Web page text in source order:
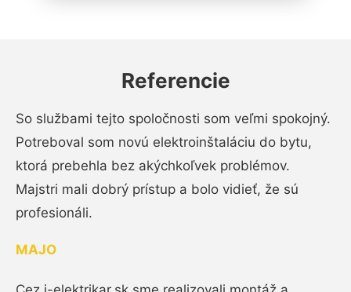
Referencie
So službami tejto spoločnosti som veľmi spokojný.
Potreboval som novú elektroinštaláciu do bytu,
ktorá prebehla bez akýchkoľvek problémov.
Majstri mali dobrý prístup a bolo vidieť, že sú
profesionáli.
MAJO